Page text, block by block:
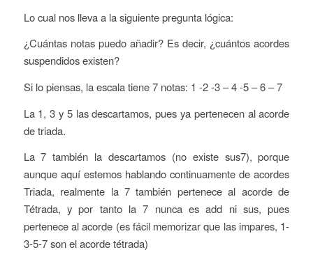
Lo cual nos lleva a la siguiente pregunta lógica:
¿Cuántas notas puedo añadir? Es decir, ¿cuántos acordes
suspendidos existen?
Si lo piensas, la escala tiene 7 notas: 1 -2 -3 – 4 -5 – 6 – 7
La 1, 3 y 5 las descartamos, pues ya pertenecen al acorde
de triada.
La 7 también la descartamos (no existe sus7), porque
aunque aquí estemos hablando continuamente de acordes
Triada, realmente la 7 también pertenece al acorde de
Tétrada, y por tanto la 7 nunca es add ni sus, pues
pertenece al acorde (es fácil memorizar que las impares, 1-
3-5-7 son el acorde tétrada)